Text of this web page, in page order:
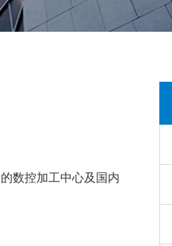
数控加工中心及国内